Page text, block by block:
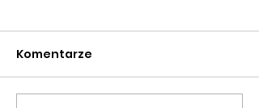
Komentarze